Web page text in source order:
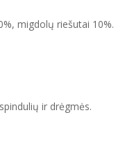
migdolų riešutai 10%.
ir drėgmės.